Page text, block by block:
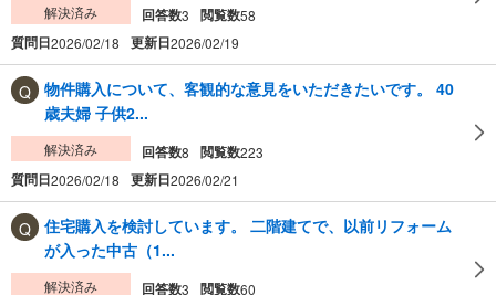
解決済み 回答数3 閲覧数58
質問日2026/02/18 更新日2026/02/19
物件購入について、客観的な意見をいただきたいです。 40
歳夫婦 子供2...
解決済み 回答数8 閲覧数223
質問日2026/02/18 更新日2026/02/21
住宅購入を検討しています。 二階建てで、以前リフォーム
が入った中古（1...
解決済み 回答数3 閲覧数60